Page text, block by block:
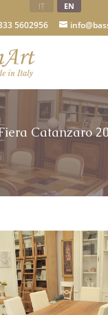
5602956
Catanzaro
IT EN